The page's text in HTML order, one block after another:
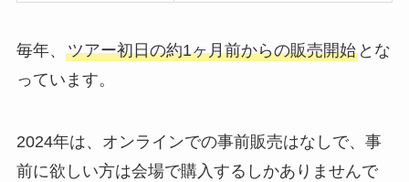
毎年、 ツアー初日の約1ヶ月前からの販売開始とな
っています。
2024年は、オンラインでの事前販売はなしで、事
前に欲しい方は会場で購入するしかありませんで